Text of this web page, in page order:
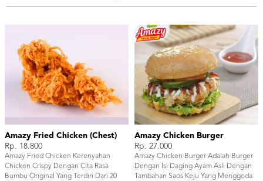
Amazy Fried Chicken (Chest)
Rp. 18.800
Amazy Fried Chicken Kerenyahan
Chicken Crispy Dengan Cita Rasa
Bumbu Original Yang Terdiri Dari 20
Amazy Chicken Burger
Rp. 27.000
Amazy Chicken Burger Adalah Burger
Dengan Isi Daging Ayam Asli Dengan
Tambahan Saos Keju Yang Menggoda